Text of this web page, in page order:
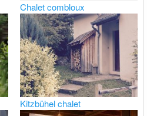
Chalet combloux
Kitzbühel chalet